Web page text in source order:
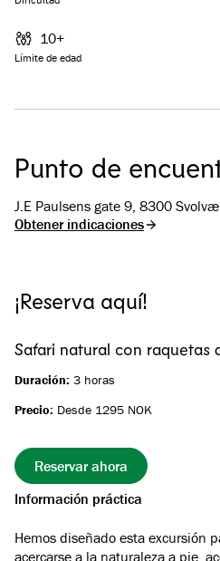
Límite de edad
10+
Punto de
J.E Paulsens gate 9, 8300
Obtener indicaciones
¡Reserva aquí!
Safari natural con raquetas
Duración: 3 horas
Precio: Desde 1295 NOK
Reservar ahora
Información práctica
Hemos diseñado esta excursión
acercarse a la naturaleza a pie,